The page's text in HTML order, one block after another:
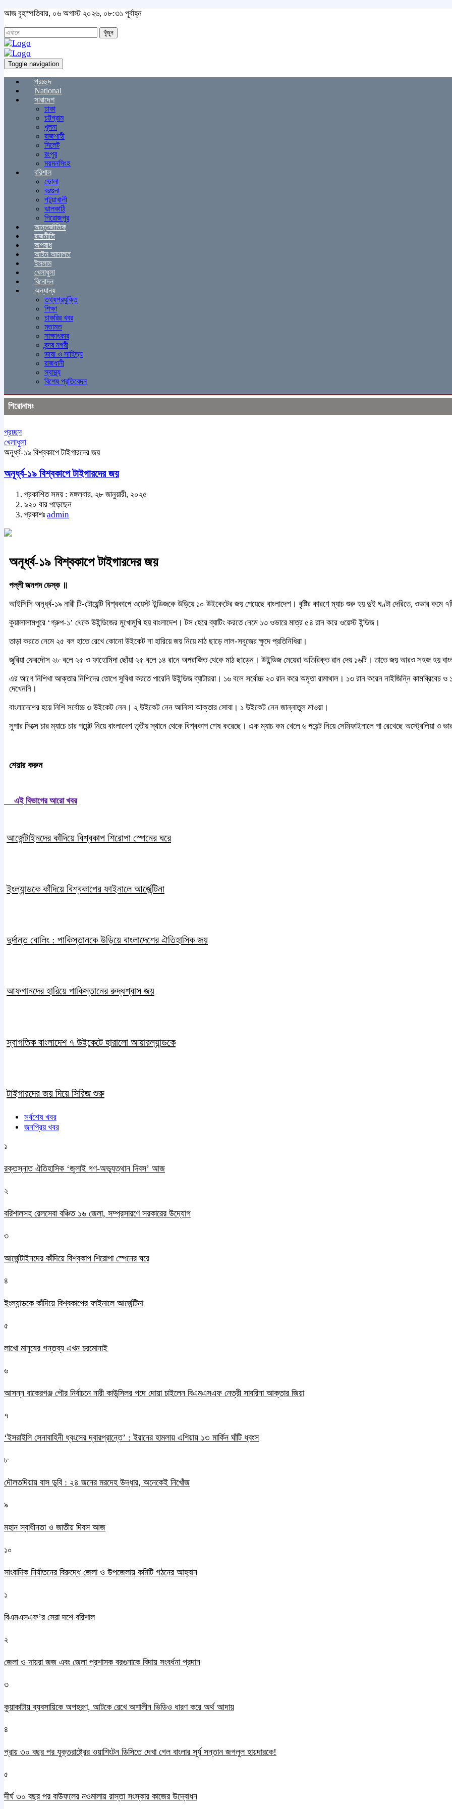
আজ বৃহস্পতিবার, ০৬ অগাস্ট ২০২৬, ০৮:৩১ পূর্বাহ্ন
খুঁজুন
Toggle navigation
প্রচ্ছদ
National
সারাদেশ
ঢাকা
চট্টগ্রাম
খুলনা
রাজশাহী
সিলেট
রংপুর
ময়মনসিংহ
বরিশাল
ভোলা
বরগুনা
পটুয়াখালী
ঝালকাঠি
পিরোজপুর
আন্তর্জাতিক
রাজনীতি
অপরাধ
আইন আদালত
ইসলাম
খেলাধুলা
বিনোদন
অন্যান্য
তথ্যপ্রযুক্তি
শিক্ষা
চাকরির খবর
মতামত
সাক্ষাৎকার
বন্দর নগরী
ভাষা ও সাহিত্য
রাজধানী
স্বাস্থ্য
বিশেষ প্রতিবেদন
শিরোনামঃ
প্রচ্ছদ
খেলাধুলা
অনূর্ধ্ব-১৯ বিশ্বকাপে টাইগারদের জয়
অনূর্ধ্ব-১৯ বিশ্বকাপে টাইগারদের জয়
প্রকাশিত সময় : মঙ্গলবার, ২৮ জানুয়ারী, ২০২৫
৯২০ বার পড়েছেন
প্রকাশঃ admin
অনূর্ধ্ব-১৯ বিশ্বকাপে টাইগারদের জয়
পল্লী জনপদ ডেস্ক ॥
আইসিসি অনূর্ধ্ব-১৯ নারী টি-টোয়েন্টি বিশ্বকাপে ওয়েস্ট ইন্ডিজকে উড়িয়ে ১০ উইকেটের জয় পেয়েছে বাংলাদেশ। বৃষ্টির কারণে ম্যাচ শুরু হয় দুই ঘণ্টা দেরিতে, ওভার কমে
কুয়ালালামপুরে ‘গ্রুপ-১’ থেকে উইন্ডিজের মুখোমুখি হয় বাংলাদেশ। টস হেরে ব্যাটিং করতে নেমে ১৩ ওভারে মাত্র ৫৪ রান করে ওয়েস্ট ইন্ডিজ।
তাড়া করতে নেমে ২৫ বল হাতে রেখে কোনো উইকেট না হারিয়ে জয় নিয়ে মাঠ ছাড়ে লাল-সবুজের ক্ষুদে প্রতিনিধিরা।
জুরিয়া ফেরদৌস ২৮ বলে ২৫ ও ফাহোমিদা ছোঁয়া ২৫ বলে ১৪ রানে অপরাজিত থেকে মাঠ ছাড়েন। উইন্ডিজ মেয়েরা অতিরিক্ত রান দেয় ১৬টি। তাতে জয় আরও সহজ হয়
এর আগে নিশিথা আক্তার নিশিদের তোপে সুবিধা করতে পারেনি উইন্ডিজ ব্যাটাররা। ১৬ বলে সর্বোচ্চ ২৩ রান করে অমৃতা রামাথাল। ১৩ রান করেন নাইজিন্নি
দেখেননি।
বাংলাদেশের হয়ে নিশি সর্বোচ্চ ৩ উইকেট নেন। ২ উইকেট নেন আনিসা আক্তার সোবা। ১ উইকেট নেন জান্নাতুল মাওয়া।
সুপার সিক্সে চার ম্যাচে চার পয়েন্ট নিয়ে বাংলাদেশ তৃতীয় স্থানে থেকে বিশ্বকাপ শেষ করেছে। এক ম্যাচ কম খেলে ৬ পয়েন্ট নিয়ে সেমিফাইনালে পা রেখেছে অস্ট্রেলিয়া ও
শেয়ার করুন
এই বিভাগের আরো খবর
আর্জেন্টাইনদের কাঁদিয়ে বিশ্বকাপ শিরোপা স্পেনের ঘরে
ইংল্যান্ডকে কাঁদিয়ে বিশ্বকাপের ফাইনালে আর্জেন্টিনা
দুর্দান্ত বোলিং : পাকিস্তানকে উড়িয়ে বাংলাদেশের ঐতিহাসিক জয়
আফগানদের হারিয়ে পাকিস্তানের রুদ্ধশ্বাস জয়
স্বাগতিক বাংলাদেশ ৭ উইকেটে হারালো আয়ারল্যান্ডকে
টাইগারদের জয় দিয়ে সিরিজ শুরু
সর্বশেষ খবর
জনপ্রিয় খবর
১
রক্তস্নাত ঐতিহাসিক ‌‘জুলাই গণ-অভ্যুত্থান দিবস’ আজ
২
বরিশালসহ রেলসেবা বঞ্চিত ১৬ জেলা, সম্প্রসারণে সরকারের উদ্যোগ
৩
আর্জেন্টাইনদের কাঁদিয়ে বিশ্বকাপ শিরোপা স্পেনের ঘরে
৪
ইংল্যান্ডকে কাঁদিয়ে বিশ্বকাপের ফাইনালে আর্জেন্টিনা
৫
লাখো মানুষের গন্তব্য এখন চরমোনাই
৬
আসন্ন বাকেরগঞ্জ পৌর নির্বাচনে নারী কাউন্সিলর পদে দোয়া চাইলেন বিএমএসএফ নেত্রী সাবরিনা আক্তার জিয়া
৭
‘ইসরাইলি সেনাবাহিনী ধ্বংসের দ্বারপ্রান্তে’ : ইরানের হামলায় এশিয়ায় ১৩ মার্কিন ঘাঁটি ধ্বংস
৮
দৌলতদিয়ায় বাস ডুবি : ২৪ জনের মরদেহ উদ্ধার, অনেকেই নিখোঁজ
৯
মহান স্বাধীনতা ও জাতীয় দিবস আজ
১০
সাংবাদিক নির্যাতনের বিরুদ্ধে জেলা ও উপজেলায় কমিটি গঠনের আহ্বান
১
বিএমএসএফ’র সেরা দশে বরিশাল
২
জেলা ও দায়রা জজ এবং জেলা প্রশাসক বরগুনাকে বিদায় সংবর্ধনা প্রদান
৩
কুয়াকাটায় ব্যবসায়িকে অপহরণ, আটকে রেখে অশালীন ভিডিও ধারণ করে অর্থ আদায়
৪
প্রায় ৩০ বছর পর যুক্তরাষ্ট্রের ওয়াশিংটন ডিসিতে দেখা গেল বাংলার সূর্য সন্তান জগলুল হায়দারকে!
৫
দীর্ঘ ৩০ বছর পর বাউফলের নওমালায় রাস্তা সংস্কার কাজের উদ্বোধন